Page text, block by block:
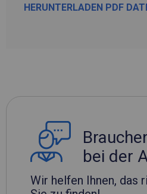
HERUNTERLADEN PDF
bei der
Wir helfen Ihnen, das